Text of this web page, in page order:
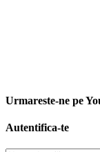
Urmareste-ne pe
Autentifica-te